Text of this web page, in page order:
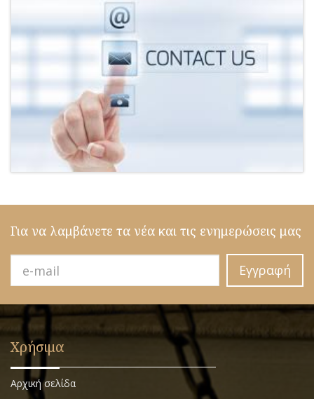
Για να λαμβάνετε τα νέα και τις ενημερώσεις μας
Εγγραφή
Χρήσιμα
Αρχική σελίδα